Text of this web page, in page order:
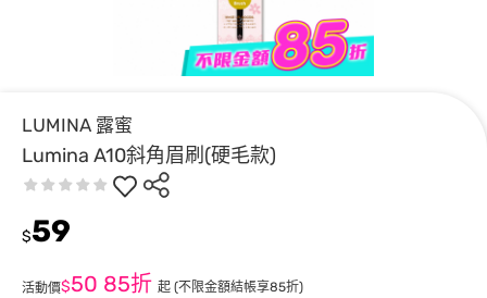
LUMINA 露蜜
Lumina A10斜角眉刷(硬毛款)
$59
活動價$50 85折 起 (不限金額結帳享85折)